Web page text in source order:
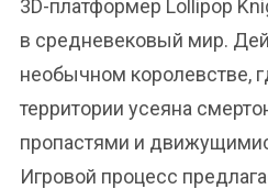
3D-платформер Lollipop
в средневековый мир.
необычном королевстве,
территории усеяна
пропастями и
Игровой процесс